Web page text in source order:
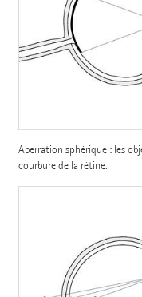
Aberration sphérique : les
courbure de la rétine.